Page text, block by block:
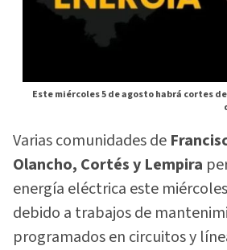
Este miércoles 5 de agosto habrá cortes
Varias comunidades de
Olancho, Cortés y Lempira
energía eléctrica este
debido a trabajos de
programados en circuitos y